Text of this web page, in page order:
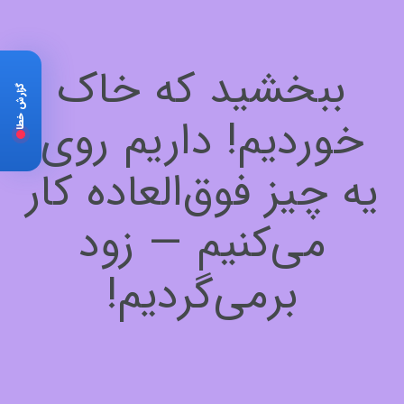
ببخشید که خاک
خوردیم! داریم روی
یه چیز فوق‌العاده کار
می‌کنیم — زود
برمی‌گردیم!
گزارش خطا